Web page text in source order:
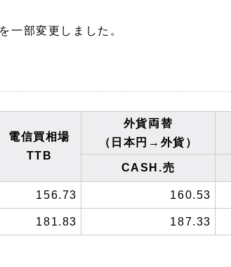
一部変更しました。
電信買相場
TTB
外貨両替
（日本円→外貨）
CASH.売
156.73 160.53
181.83 187.33